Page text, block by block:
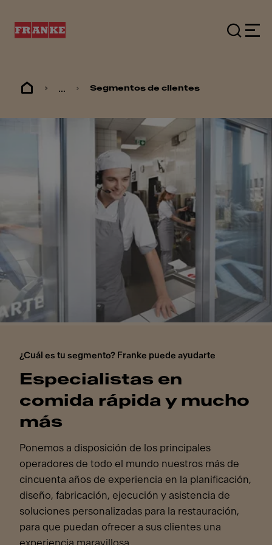
... Segmentos de clientes
¿Cuál es tu segmento? Franke puede ayudarte
Especialistas en
comida rápida y mucho
más
Ponemos a disposición de los principales
operadores de todo el mundo nuestros más de
cincuenta años de experiencia en la planificación,
diseño, fabricación, ejecución y asistencia de
soluciones personalizadas para la restauración,
para que puedan ofrecer a sus clientes una
experiencia maravillosa.